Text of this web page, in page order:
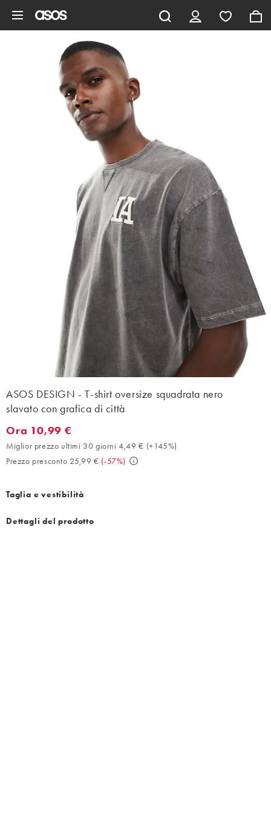
ASOS DESIGN - T-shirt oversize squadrata nero
slavato con grafica di città
Ora 10,99 €. Miglior prezzo ultimi 30 giorni 4,49 € (+145%).
Ora 10,99 €
Miglior prezzo ultimi 30 giorni 4,49 € (+145%)
Prezzo presconto 25,99 € (-57%)
Taglia e vestibilità
Dettagli del prodotto